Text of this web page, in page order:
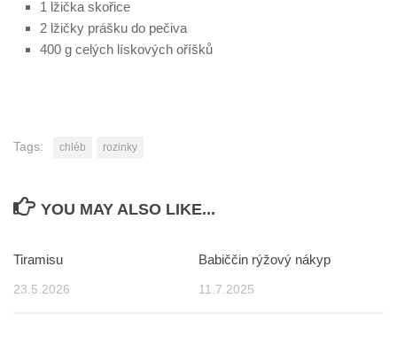
1 lžička skořice
2 lžičky prášku do pečiva
400 g celých lískových oříšků
Tags: chléb rozinky
YOU MAY ALSO LIKE...
Tiramisu
23.5.2026
Babiččin rýžový nákyp
11.7.2025